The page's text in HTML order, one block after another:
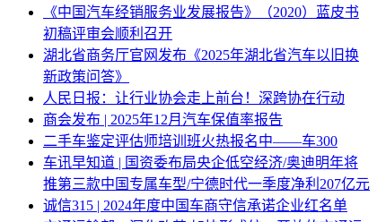
《中国汽车经销服务业发展报告》（2020）蓝皮书
初稿评审会顺利召开
湖北省商务厅官网发布《2025年湖北省汽车以旧换
新政策问答》
人民日报：让行业协会走上前台！深跨协在行动
商会发布 | 2025年12月汽车保值率报告
二手车鉴定评估师培训班火热报名中——车300
车讯早知道 | 国资委布局央企低空经济/奥迪明年将
推第三款中国专属车型/宁德时代一季度净利207亿元
诚信315 | 2024年度中国车商守信承诺企业红名单